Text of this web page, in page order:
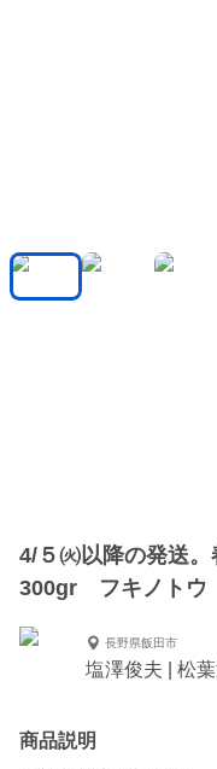
4/５㈫以降の発送
300gr フキノトウ
長野県飯田市
塩澤俊夫 | 松
商品説明